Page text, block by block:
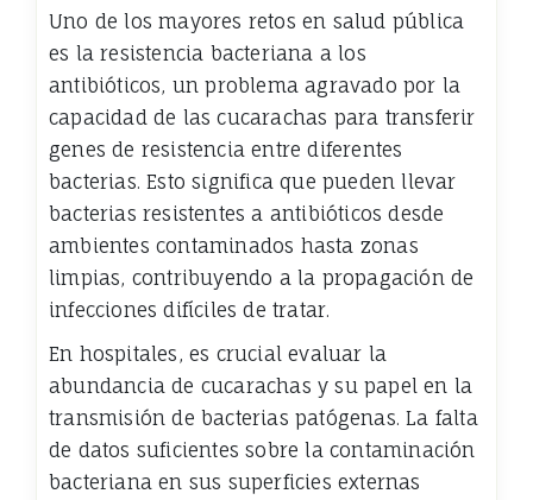
Uno de los mayores retos en salud pública
es la resistencia bacteriana a los
antibióticos, un problema agravado por la
capacidad de las cucarachas para transferir
genes de resistencia entre diferentes
bacterias. Esto significa que pueden llevar
bacterias resistentes a antibióticos desde
ambientes contaminados hasta zonas
limpias, contribuyendo a la propagación de
infecciones difíciles de tratar.
En hospitales, es crucial evaluar la
abundancia de cucarachas y su papel en la
transmisión de bacterias patógenas. La falta
de datos suficientes sobre la contaminación
bacteriana en sus superficies externas